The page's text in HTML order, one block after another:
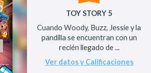
TOY STORY 5
Cuando Woody, Buzz, Jessie y la
pandilla se encuentran con un
recién llegado de ...
Ver datos y Calificaciones